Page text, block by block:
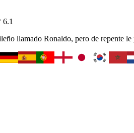
6.1
llamado Ronaldo, pero de repente